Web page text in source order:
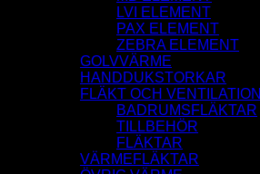
LVI ELEMENT
PAX ELEMENT
ZEBRA ELEMENT
GOLVVÄRME
HANDDUKSTORKAR
FLÄKT OCH VENTILATION
BADRUMSFLÄKTAR
TILLBEHÖR
FLÄKTAR
VÄRMEFLÄKTAR